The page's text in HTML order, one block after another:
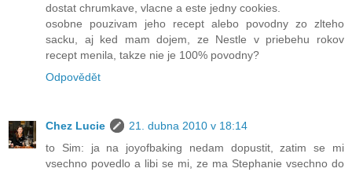
dostat chrumkave, vlacne a este jedny cookies.
osobne pouzivam jeho recept alebo povodny zo zlteho
sacku, aj ked mam dojem, ze Nestle v priebehu rokov
recept menila, takze nie je 100% povodny?
Odpovědět
Chez Lucie
21. dubna 2010 v 18:14
to Sim: ja na joyofbaking nedam dopustit, zatim se mi
vsechno povedlo a libi se mi, ze ma Stephanie vsechno do